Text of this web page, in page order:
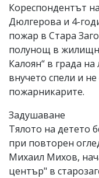
откриете
обиден
за
коментар,
моля
сигнализирайте
Кореспондентът
Дюлгерова и 4-
пожар в Стара
полунощ в
Калоян“ в града
внучето спели и не
пожарникарите.
Задушаване
Тялото на детето
при повторен
Михаил Михов,
център" в